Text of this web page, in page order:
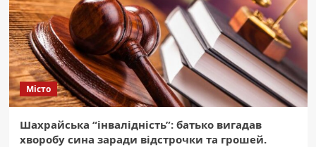
Місто
Шахрайська “інвалідність”: батько вигадав
хворобу сина заради відстрочки та грошей.